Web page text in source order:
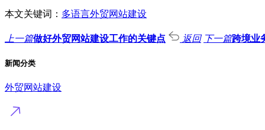
本文关键词： 多语言外贸网站建设
上一篇做好外贸网站建设工作的关键点 返回 下一篇跨境业
新闻分类
外贸网站建设